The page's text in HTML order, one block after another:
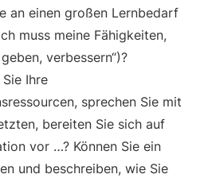
an einen großen Lernbedarf
muss meine Fähigkeiten,
verbessern“)?
Ihre
sprechen Sie mit
bereiten Sie sich auf
vor …? Können Sie ein
und beschreiben, wie Sie